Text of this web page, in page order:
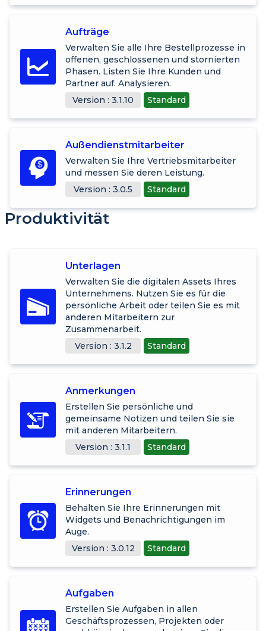
Aufträge
Verwalten Sie alle Ihre Bestellprozesse in
offenen, geschlossenen und stornierten
Phasen. Listen Sie Ihre Kunden und
Partner auf. Analysieren.
Version : 3.1.10
Standard
Außendienstmitarbeiter
Verwalten Sie Ihre Vertriebsmitarbeiter
und messen Sie deren Leistung.
Version : 3.0.5
Standard
Produktivität
Unterlagen
Verwalten Sie die digitalen Assets Ihres
Unternehmens. Nutzen Sie es für die
persönliche Arbeit oder teilen Sie es mit
anderen Mitarbeitern zur
Zusammenarbeit.
Version : 3.1.2
Standard
Anmerkungen
Erstellen Sie persönliche und
gemeinsame Notizen und teilen Sie sie
mit anderen Mitarbeitern.
Version : 3.1.1
Standard
Erinnerungen
Behalten Sie Ihre Erinnerungen mit
Widgets und Benachrichtigungen im
Auge.
Version : 3.0.12
Standard
Aufgaben
Erstellen Sie Aufgaben in allen
Geschäftsprozessen, Projekten oder